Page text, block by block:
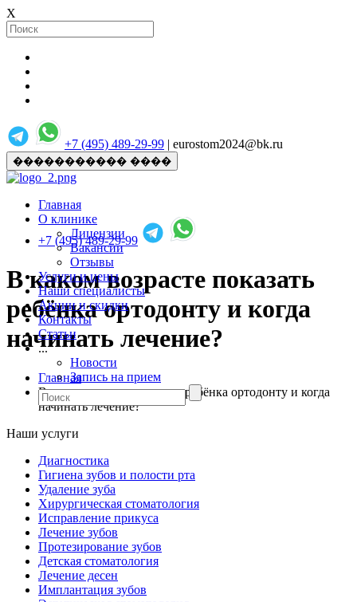
X
+7 (495) 489-29-99 | eurostom2024@bk.ru
����������� ����
Главная
О клинике
Лицензии
Вакансии
Отзывы
Услуги и цены
Наши специалисты
Акции и скидки
Контакты
Статьи
...
Новости
Запись на прием
+7 (495) 489-29-99
В каком возрасте показать
ребёнка ортодонту и когда
начинать лечение?
Главная
В каком возрасте показать ребёнка ортодонту и когда
начинать лечение?
Наши услуги
Диагностика
Гигиена зубов и полости рта
Удаление зуба
Хирургическая стоматология
Исправление прикуса
Лечение зубов
Протезирование зубов
Детская стоматология
Лечение десен
Имплантация зубов